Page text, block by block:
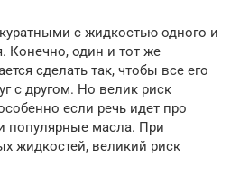
с жидкостью одного и
Конечно, один и тот же
сделать так, чтобы все его
с другом. Но велик риск
если речь идет про
популярные масла. При
жидкостей, великий риск